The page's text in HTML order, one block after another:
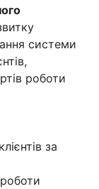
системи
роботи
за